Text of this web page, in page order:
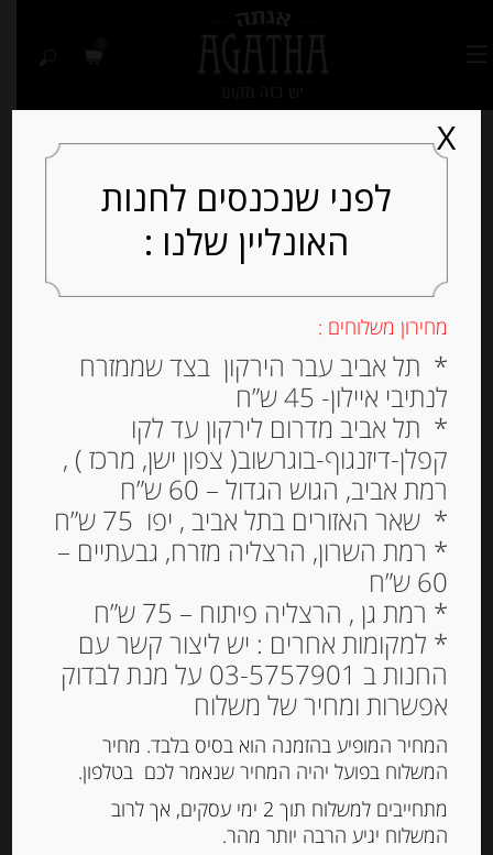
לפני שנכנסים לחנות
האונליין שלנו :
מחירון משלוחים :
* תל אביב עבר הירקון בצד שממזרח
לנתיבי איילון- 45 ש”ח
* תל אביב מדרום לירקון עד לקו
קפלן-דיזנגוף-בוגרשוב( צפון ישן, מרכז ) ,
רמת אביב, הגוש הגדול – 60 ש”ח
* שאר האזורים בתל אביב , יפו 75 ש”ח
* רמת השרון, הרצליה מזרח, גבעתיים –
60 ש”ח
* רמת גן , הרצליה פיתוח – 75 ש”ח
* למקומות אחרים : יש ליצור קשר עם
החנות ב 03-5757901 על מנת לבדוק
אפשרות ומחיר של משלוח
המחיר המופיע בהזמנה הוא בסיס בלבד. מחיר
המשלוח בפועל יהיה המחיר שנאמר לכם בטלפון.
מתחייבים למשלוח תוך 2 ימי עסקים, אך לרוב
המשלוח יגיע הרבה יותר מהר.
X